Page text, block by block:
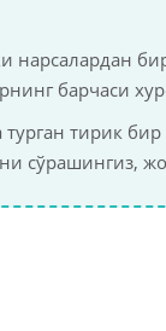
нарсалардан
барчаси
тирик
сўрашингиз,